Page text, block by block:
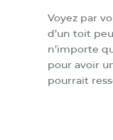
Voyez par
d’un toit
n’importe
pour avoir
pourrait